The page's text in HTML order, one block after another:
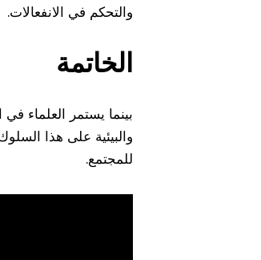
والتحكم في الانفعالات.
الخاتمة
بينما يستمر العلماء
والبيئية على هذا
للمجتمع.